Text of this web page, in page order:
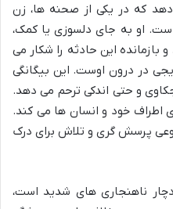
که در یکی از صحنه ها، زن
او به جای دلسوزی یا کمک،
این حادثه را شکار می
در درون اوست. این بیگانگی
و حتی اندکی ترحم می دهد.
اطراف خود و انسان ها می کند.
پرسش گری و تلاش برای درک
ناهنجاری های شدید است،